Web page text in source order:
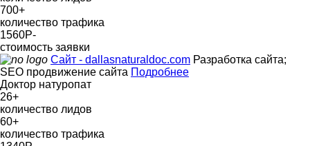
700+
количество трафика
1560Р-
стоимость заявки
Сайт - dallasnaturaldoc.com Разработка сайта;
SEO продвижение сайта Подробнее
Доктор натуропат
26+
количество лидов
60+
количество трафика